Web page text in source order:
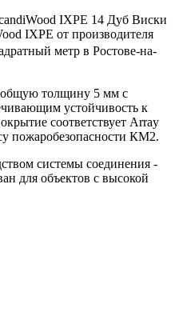
IXPE 14 Дуб Виски
IXPE от производителя
метр в Ростове-на-
общую толщину 5 мм с
устойчивость к
соответствует Array
пожаробезопасности КМ2.
системы соединения -
для объектов с высокой